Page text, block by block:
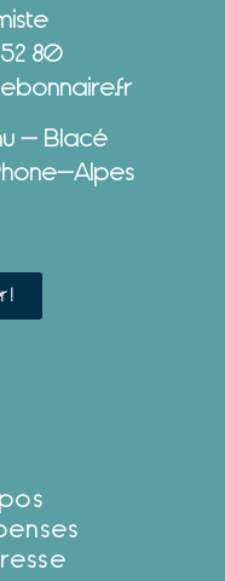
80
– Blacé
Alpes
!